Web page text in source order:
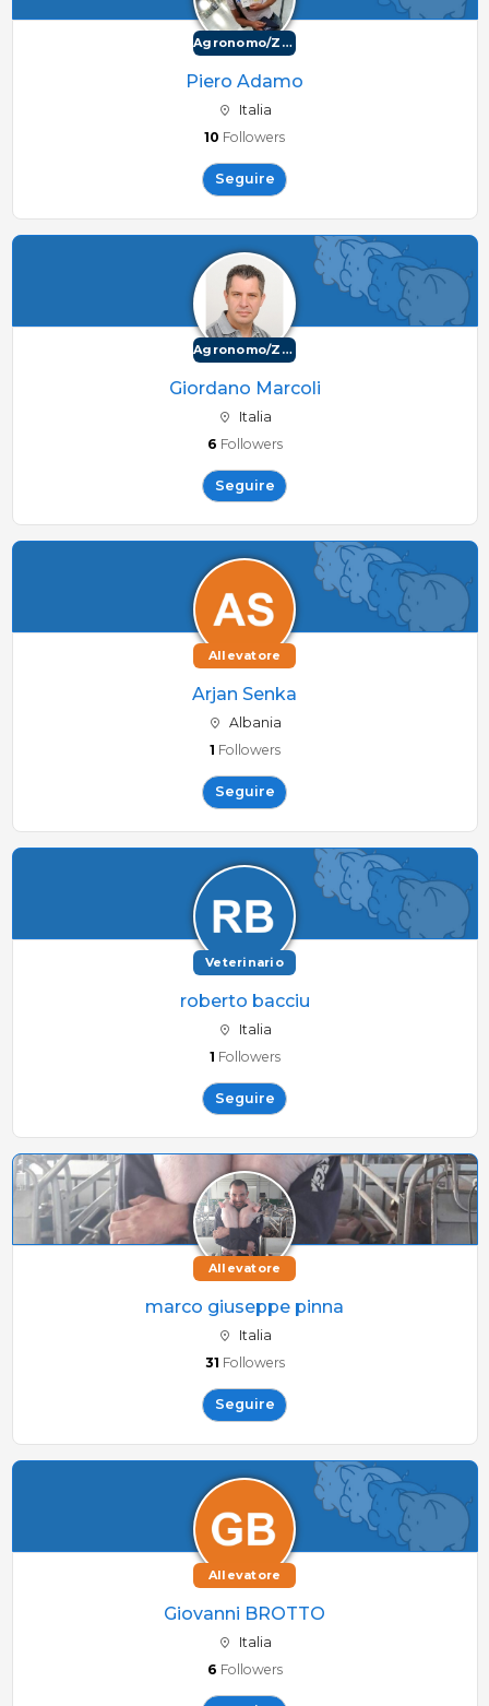
Agronomo/Zootecnico
Piero Adamo
Italia
10 Followers
Seguire
Agronomo/Zootecnico
Giordano Marcoli
Italia
6 Followers
Seguire
Allevatore
Arjan Senka
Albania
1 Followers
Seguire
Veterinario
roberto bacciu
Italia
1 Followers
Seguire
Allevatore
marco giuseppe pinna
Italia
31 Followers
Seguire
Allevatore
Giovanni BROTTO
Italia
6 Followers